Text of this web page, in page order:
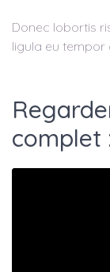
Donec lobortis
ligula eu tempor
complet